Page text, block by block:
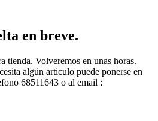
en breve.
tienda. Volveremos en unas horas.
algún articulo puede ponerse en
68511643 o al email :